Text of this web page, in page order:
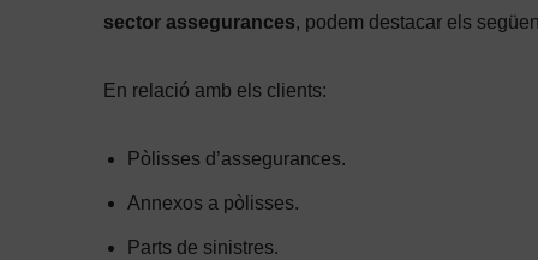
sector assegurances, podem destacar els
En relació amb els clients:
Pòlisses d’assegurances.
Annexos a pòlisses.
Parts de sinistres.